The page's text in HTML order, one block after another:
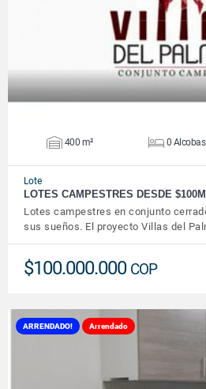
VER DETALLES
400 m² 0 Alcobas
Lote
LOTES CAMPESTRES DESDE
Lotes campestres en conjunto
sus sueños. El proyecto Villas del
$100.000.000 COP
ARRENDADO! Arrendado